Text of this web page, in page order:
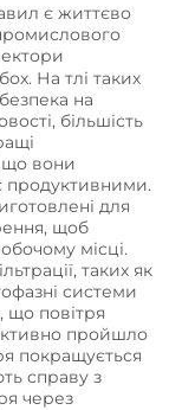
є життєво
На тлі таких
на
більшість
що вони
продуктивними.
для
щоб
місці.
таких як
системи
що повітря
пройшло
покращується
справу з
через